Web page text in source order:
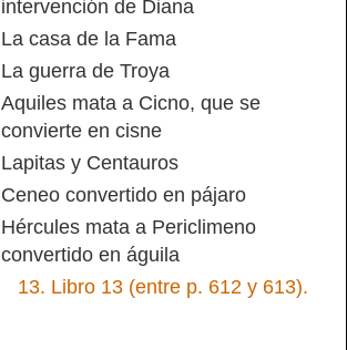
intervención de Diana
La casa de la Fama
La guerra de Troya
Aquiles mata a Cicno, que se
convierte en cisne
Lapitas y Centauros
Ceneo convertido en pájaro
Hércules mata a Periclimeno
convertido en águila
13. Libro 13 (entre p. 612 y 613).